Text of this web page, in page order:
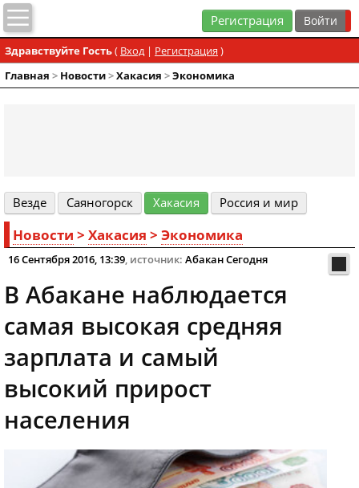
Регистрация
Здравствуйте Гость( Вход| Регистрация )
Главная > Новости>Хакасия >Экономика
Везде Cаяногорск Хакасия Россия и мир
Новости > Хакасия > Экономика
16 Сентября 2016, 13:39, источник: Абакан Сегодня
В Абакане наблюдается
самая высокая средняя
зарплата и самый
высокий прирост
населения